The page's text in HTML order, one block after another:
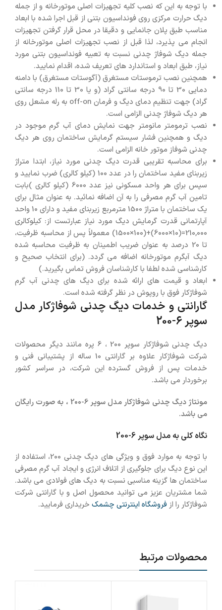
با توجه به این که نصب کلیه تجهیزات اصلی موتورخانه و از جمله
دیگ حرارت مرکزی روی فونداسیون بتنی از قبل اجرا شده با ابعاد
مناسب طبق پلان جانمایی و دقیقا در محل قرار گرفتن تجهیزات
انجام می پذیرد، لذا قبل از نصب تجهیزات اصلی موتورخانه از
جمله دیگ شوفاژ چدنی نسبت به تعبیه فونداسیون بتنی مورد
نیاز، طبق ابعاد و استاندارد های تعریف شده، اقدام نمایید.
همچنین نصب ترموستات مستغرق (آگوستات مستغرق) با دامنه
دمایی 30 تا 90 درجه سانتی گراد (و یا 30 تا 110 درجه سانتی
گراد) جهت تنظیم دمای دیگ و فرمان off-on به رله مشعل روی
هر دیگ شوفاژ چدنی الزامی است.
نصب ترمومتر مانومتر جهت نمایش دمای آب گرم موجود در
دیگ و همچنین فشار سیستم گرمایش ساختمان روی هر دیگ
چدنی شوفاز موتور خانه الزامی است.
برای محاسبه تقریبی قدرت دیگ چدنی مورد نیاز، ابتدا متراژ
زیربنای مفید ساختمان را در عدد 100 (کیلو کالری) ضرب نمایید و
سپس برای هر واحد مسکونی نیز عدد 6000 (کیلو کالری )بابت
تامین آب گرم مصرفی را به آن اضافه نمائید. به عنوان مثال برای
یک ساختمان با متراژ 1500 مترمربع زیربنای مفید و دارای 10 واحد
آپارتمانی قدرت گرمایش دیگ مورد نیاز عبارتست از: کیلوکالری
210,000=(10×6000)+(100×1500) معمولاً پس از محاسبه ظرفیت،
تا 20 درصد به عنوان ضریب اطمینان به ظرفیت محاسبه شده
دیگ آبگرم موتورخانه اضافه می گردد. (برای انتخاب صحیح و
کارشناسی شده لطفا با کارشناسان فروش تماس بگیرید.)
ابعاد و قيمت های ارائه شده برای ديگ های چدنی آب گرم
شوفاژکار فوق با روپوش در نظر گرفته شده است.
گارانتی و خدمات دیگ چدنی شوفاژکار مدل
سوپر 6-200
دیگ چدنی شوفاژکار سوپر 200 ، 6 پره مانند دیگر محصولات
شرکت شوفاژکار علاوه بر گارانتی 10 ساله از پشتیبانی فنی و
خدمات پس از فروش گسترده این شرکت، در سراسر کشور
برخوردار می باشد.
مونتاژ دیگ چدنی شوفاژکار مدل سوپر 6-200 ، به صورت رایگان
می باشد.
نگاه کلی به مدل سوپر 6-200
با توجه به موارد فوق و ویژگی های دیگ چدنی 200، استفاده از
این نوع دیگ برای جلوگیری از اتلاف انرژی و ایجاد آب گرم مصرفی
ساختمان ها گزینه مناسبی نسبت به دیگ های فولادی می باشد.
شما مشتریان عزیز می توانید محصول اصل و با گارانتی شرکت
شوفاژکار را ازفروشگاه اینترنتی چشمک خریداری فرمایید.
محصولات مرتبط